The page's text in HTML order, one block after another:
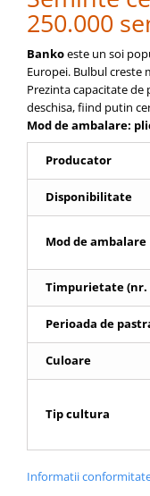
pneumatice
Cricuri pneumatice
Prese Hidraulice
Prese de rulmenti
Prese de indoit tevi
Echipamente electrice
Benzi izolatoare
Polizoare unghiulare
Echipamente auto
Unelte de mana
Scule pneumatice
Podele hidraulice &
& Truse reparatii
Cabluri si
Echipamente de ridicat
Chinga ancorare
Freza de zapada
Echipamente de
250.000
Bankoeste un soi
Europei. Bulbul creste
Prezinta capacitate de
deschisa, fiind putin
Mod de ambalare:
Producator
Disponibilitate
Mod de ambalare
Timpurietate (nr.
Perioada de
Culoare
Tip cultura
Informatii